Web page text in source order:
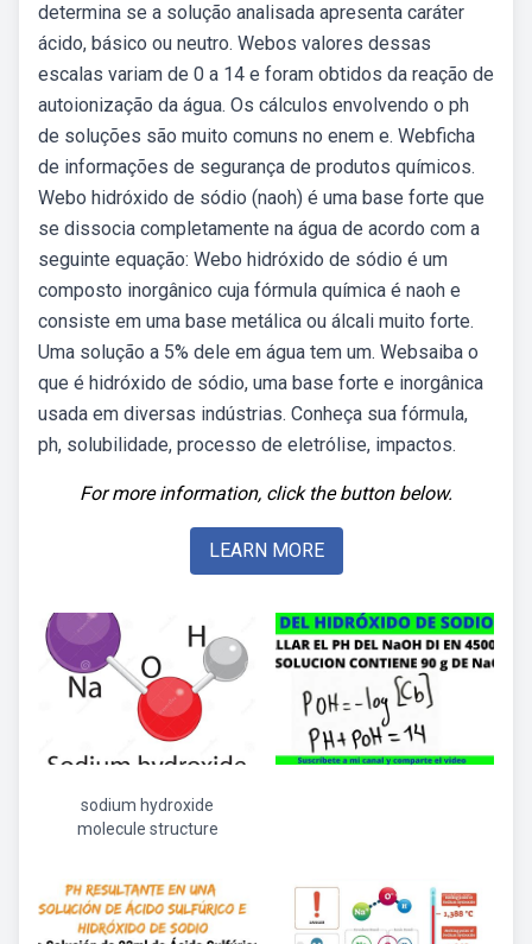
determina se a solução analisada apresenta caráter
ácido, básico ou neutro. Webos valores dessas
escalas variam de 0 a 14 e foram obtidos da reação de
autoionização da água. Os cálculos envolvendo o ph
de soluções são muito comuns no enem e. Webficha
de informações de segurança de produtos químicos.
Webo hidróxido de sódio (naoh) é uma base forte que
se dissocia completamente na água de acordo com a
seguinte equação: Webo hidróxido de sódio é um
composto inorgânico cuja fórmula química é naoh e
consiste em uma base metálica ou álcali muito forte.
Uma solução a 5% dele em água tem um. Websaiba o
que é hidróxido de sódio, uma base forte e inorgânica
usada em diversas indústrias. Conheça sua fórmula,
ph, solubilidade, processo de eletrólise, impactos.
For more information, click the button below.
LEARN MORE
sodium hydroxide
molecule structure